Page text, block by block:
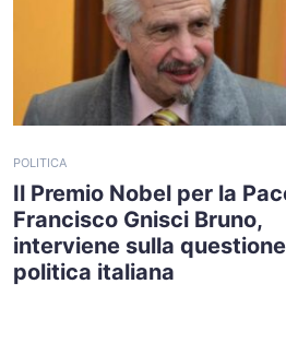
POLITICA
Il Premio Nobel per la
Francisco Gnisci Bruno,
interviene sulla questione
politica italiana